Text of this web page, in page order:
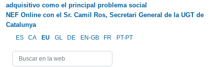
adquisitivo como el principal problema social
NEF Online con el Sr. Camil Ros, Secretari General de la UGT de
Catalunya
ES CA EU GL DE EN-GB FR PT-PT